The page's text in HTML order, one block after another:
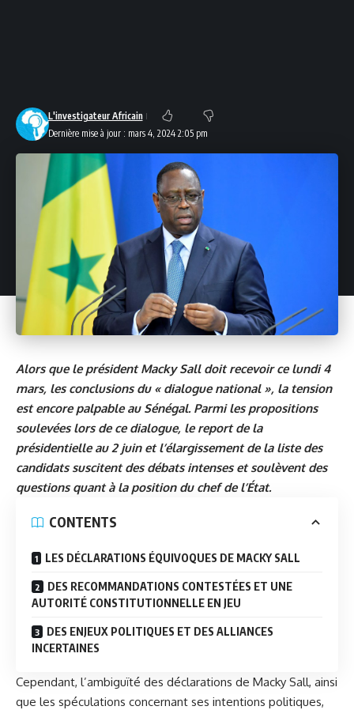
Dernière mise à jour : mars 4, 2024 2:05 pm
L'investigateur Africain
Alors que le président Macky Sall doit recevoir ce lundi 4
mars, les conclusions du « dialogue national », la tension
est encore palpable au Sénégal. Parmi les propositions
soulevées lors de ce dialogue, le report de la
présidentielle au 2 juin et l’élargissement de la liste des
candidats suscitent des débats intenses et soulèvent des
questions quant à la position du chef de l’État.
CONTENTS
LES DÉCLARATIONS ÉQUIVOQUES DE MACKY SALL
DES RECOMMANDATIONS CONTESTÉES ET UNE
AUTORITÉ CONSTITUTIONNELLE EN JEU
DES ENJEUX POLITIQUES ET DES ALLIANCES
INCERTAINES
Cependant, l’ambiguïté des déclarations de Macky Sall, ainsi
que les spéculations concernant ses intentions politiques,